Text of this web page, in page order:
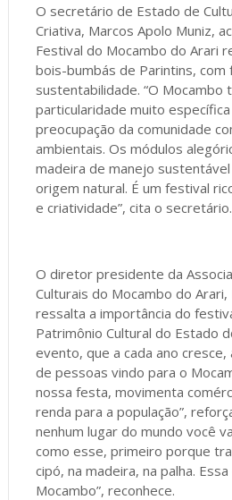
O secretário de Estado de
Criativa, Marcos Apolo Muniz,
Festival do Mocambo do Arari
bois-bumbás de Parintins, com
sustentabilidade. “O Mocambo
particularidade muito
preocupação da comunidade
ambientais. Os módulos
madeira de manejo
origem natural. É um festival
e criatividade”, cita o secretário.
O diretor presidente da
Culturais do Mocambo do Arari,
ressalta a importância do
Patrimônio Cultural do Estado
evento, que a cada ano
de pessoas vindo para o
nossa festa, movimenta
renda para a população”,
nenhum lugar do mundo você
como esse, primeiro porque
cipó, na madeira, na palha.
Mocambo”, reconhece.